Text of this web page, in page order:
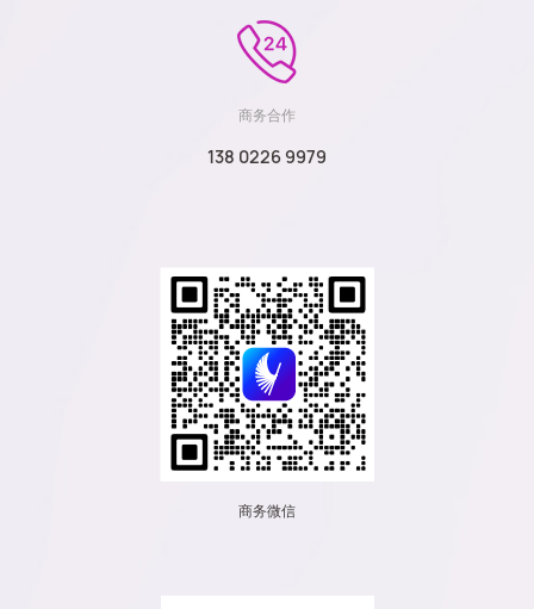
商务合作
138 0226 9979
商务微信